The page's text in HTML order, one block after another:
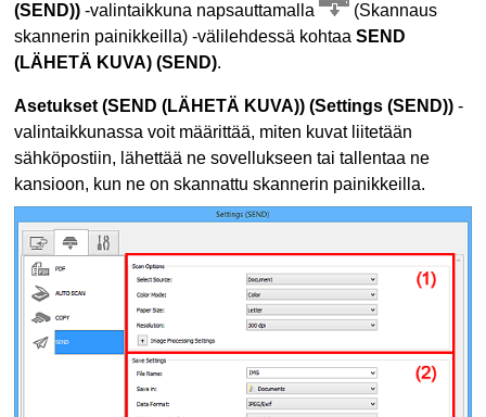
(SEND)) -valintaikkuna napsauttamalla
(Skannaus
skannerin painikkeilla) -välilehdessä kohtaaSEND
(LÄHETÄ KUVA) (SEND).
Asetukset (SEND (LÄHETÄ KUVA)) (Settings (SEND)) -
valintaikkunassa voit määrittää, miten kuvat liitetään
sähköpostiin, lähettää ne sovellukseen tai tallentaa ne
kansioon, kun ne on skannattuskannerin painikkeilla.